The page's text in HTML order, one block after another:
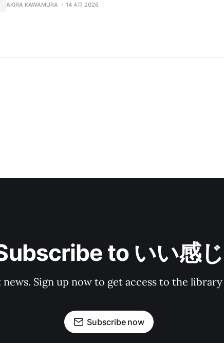
AKIRA KAWAMURA 14 4月 2026
to いい感じ
Sign up now to get access to the
Subscribe now